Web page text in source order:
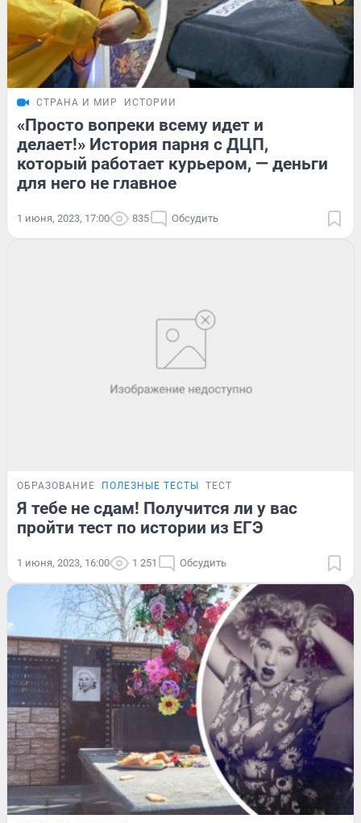
СТРАНА И МИР ИСТОРИИ
«Просто вопреки всему идет и
делает!» История парня с ДЦП,
который работает курьером, — деньги
для него не главное
1 июня, 2023, 17:00 835 Обсудить
ОБРАЗОВАНИЕ ПОЛЕЗНЫЕ ТЕСТЫ ТЕСТ
Я тебе не сдам! Получится ли у вас
пройти тест по истории из ЕГЭ
1 июня, 2023, 16:00 1 251 Обсудить